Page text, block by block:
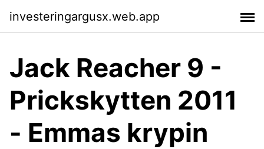
investeringargusx.web.app
Jack Reacher 9 -
Prickskytten 2011
- Emmas krypin